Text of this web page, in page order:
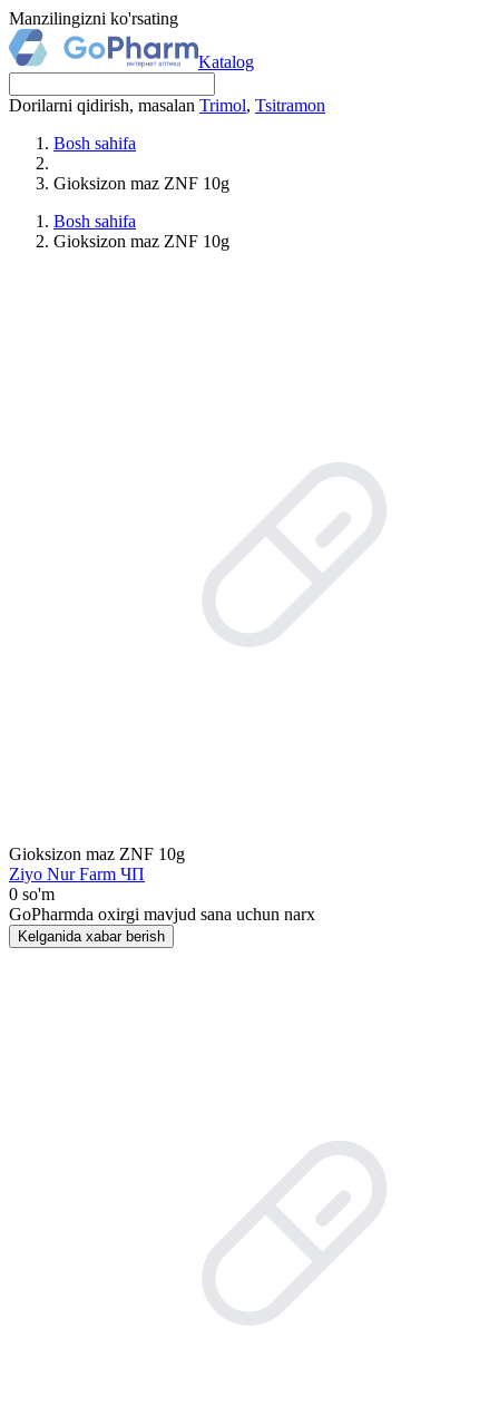
Manzilingizni ko'rsating
Katalog
Dorilarni qidirish, masalan Trimol, Tsitramon
Bosh sahifa
Gioksizon maz ZNF 10g
Bosh sahifa
Gioksizon maz ZNF 10g
Gioksizon maz ZNF 10g
Ziyo Nur Farm ЧП
0 so'm
GoPharmda oxirgi mavjud sana uchun narx
Kelganida xabar berish